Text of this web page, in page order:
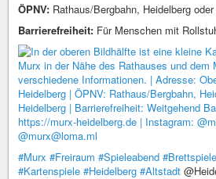
ÖPNV: Rathaus/Bergbahn, Heidelberg
Barrierefreiheit: Für Menschen mit
#Murx #Freiraum #Spieleabend #Brettspiele
#Kartenspiele #Heidelberg #Altstadt